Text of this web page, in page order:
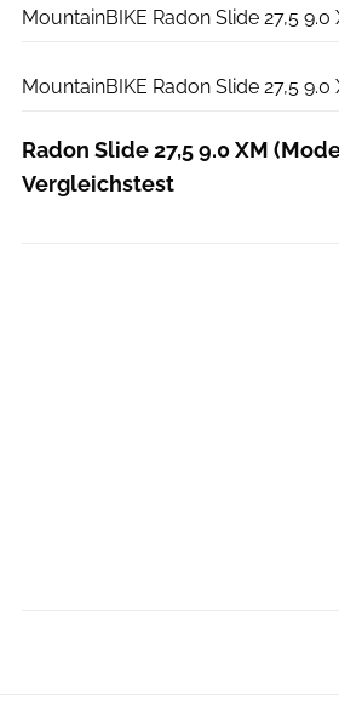
MountainBIKE Radon Slide 27,5
MountainBIKE Radon Slide 27,5
Radon Slide 27,5 9.0 XM
Vergleichstest